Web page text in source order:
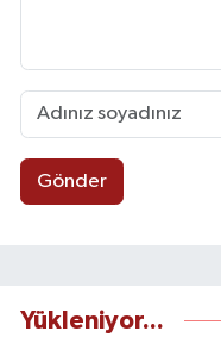
Gönder
Yükleniyor...